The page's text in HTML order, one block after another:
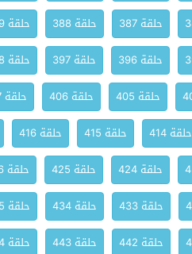
حلقة 387 حلقة 388 حلقة 389
حلقة 396 حلقة 397 حلقة 398
حلقة 405 حلقة 406 حلقة 407
حلقة 414 حلقة 415 حلقة 416
حلقة 424 حلقة 425 حلقة 426
حلقة 433 حلقة 434 حلقة 435
حلقة 442 حلقة 443 حلقة 444